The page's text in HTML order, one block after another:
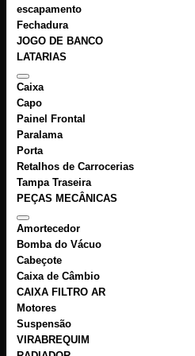
escapamento
Fechadura
JOGO DE BANCO
LATARIAS
Caixa
Capo
Painel Frontal
Paralama
Porta
Retalhos de Carrocerias
Tampa Traseira
PEÇAS MECÂNICAS
Amortecedor
Bomba do Vácuo
Cabeçote
Caixa de Câmbio
CAIXA FILTRO AR
Motores
Suspensão
VIRABREQUIM